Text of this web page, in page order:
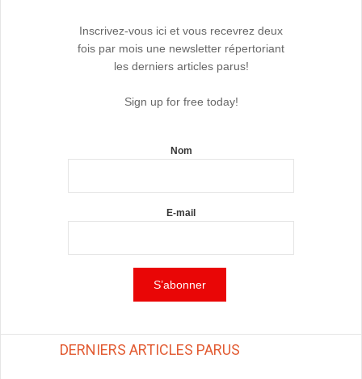
Inscrivez-vous ici et vous recevrez deux
fois par mois une newsletter répertoriant
les derniers articles parus!
Sign up for free today!
Nom
E-mail
DERNIERS ARTICLES PARUS